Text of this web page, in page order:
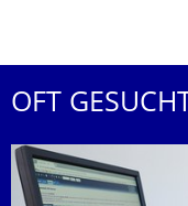
OFT GESUCHT